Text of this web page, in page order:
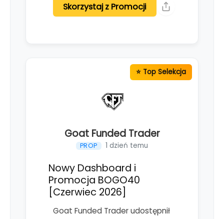
Skorzystaj z Promocji
Goat Funded Trader
PROP 1 dzień temu
Nowy Dashboard i
Promocja BOGO40
[Czerwiec 2026]
Goat Funded Trader udostępnił